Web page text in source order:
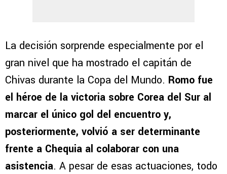
La decisión sorprende especialmente por el
gran nivel que ha mostrado el capitán de
Chivas durante la Copa del Mundo. Romo fue
el héroe de la victoria sobre Corea del Sur al
marcar el único gol del encuentro y,
posteriormente, volvió a ser determinante
frente a Chequia al colaborar con una
asistencia. A pesar de esas actuaciones, todo